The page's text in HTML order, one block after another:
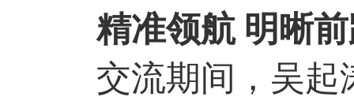
精准领航 明晰
交流期间，吴起